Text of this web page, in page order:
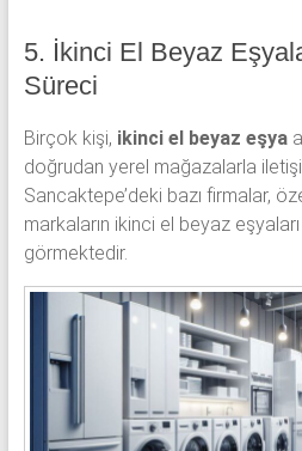
5. İkinci El Beyaz
Süreci
Birçok kişi, ikinci el beyaz eşya
doğrudan yerel mağazalarla
Sancaktepe’deki bazı firmalar,
markaların ikinci el beyaz
görmektedir.